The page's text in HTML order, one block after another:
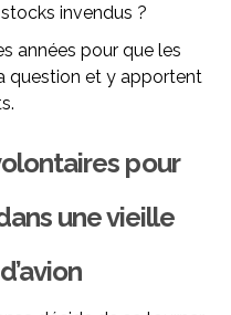
invendus ?
années pour que les
question et y apportent
pour
une vieille